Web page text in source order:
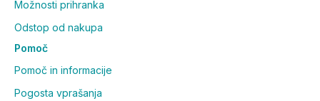
Možnosti prihranka
Odstop od nakupa
Pomoč
Pomoč in informacije
Pogosta vprašanja